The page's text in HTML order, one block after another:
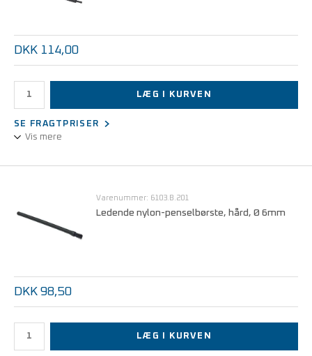
DKK 114,00
LÆG I KURVEN
SE FRAGTPRISER
Vis mere
Varenummer: 6103.B.201
Ledende nylon-penselbørste, hård, Ø 6mm
DKK 98,50
LÆG I KURVEN